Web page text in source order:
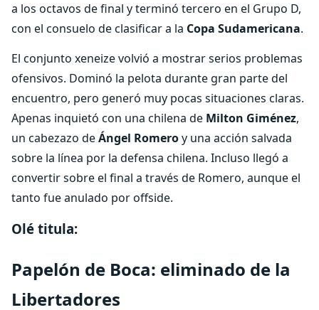
a los octavos de final y terminó tercero en el Grupo D,
con el consuelo de clasificar a la Copa Sudamericana.
El conjunto xeneize volvió a mostrar serios problemas
ofensivos. Dominó la pelota durante gran parte del
encuentro, pero generó muy pocas situaciones claras.
Apenas inquietó con una chilena de Milton Giménez,
un cabezazo deÁngel Romeroy una acción salvada
sobre la línea por la defensa chilena. Incluso llegó a
convertir sobre el final a través de Romero, aunque el
tanto fue anulado por offside.
Olé titula:
Papelón de Boca: eliminado de la
Libertadores